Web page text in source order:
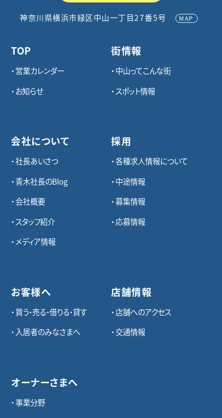
神奈川県横浜市緑区中山一丁目27番5号 MAP
TOP
営業カレンダー
お知らせ
会社について
社長あいさつ
青木社長のBlog
会社概要
スタッフ紹介
メディア情報
お客様へ
買う・売る・借りる・貸す
入居者のみなさまへ
オーナーさまへ
事業分野
街情報
中山ってこんな街
スポット情報
採用
各種求⼈情報について
中途情報
募集情報
応募情報
店舗情報
店舗へのアクセス
交通情報